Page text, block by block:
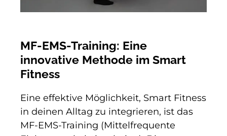
MF-EMS-Training: Eine
innovative Methode im Smart
Fitness
Eine effektive Möglichkeit, Smart Fitness
in deinen Alltag zu integrieren, ist das
MF-EMS-Training (Mittelfrequente